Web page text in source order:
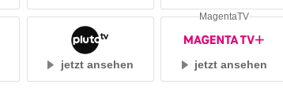
jetzt ansehen jetzt ansehen
MagentaTV